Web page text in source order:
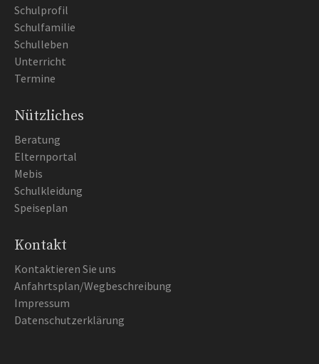
Schulprofil
Schulfamilie
Schulleben
Unterricht
Termine
Nützliches
Beratung
Elternportal
Mebis
Schulkleidung
Speiseplan
Kontakt
Kontaktieren Sie uns
Anfahrtsplan/Wegbeschreibung
Impressum
Datenschutzerklärung